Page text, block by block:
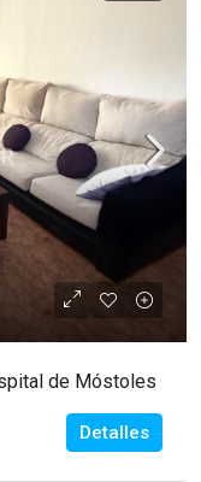
de Móstoles
Detalles